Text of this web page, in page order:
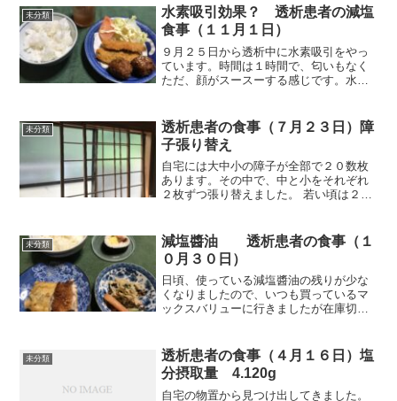
のは普通サイズのザ・かつ丼ではなく一
回り小さいミニ・かつ丼で...
未分類
水素吸引効果？ 透析患者の減塩
食事（１１月１日）
９月２５日から透析中に水素吸引をやっ
ています。時間は１時間で、匂いもなく
ただ、顔がスースーする感じです。水素
が水素吸引のせいかどうかはわかりませ
ん。腰痛がある中、毎日、...
未分類
透析患者の食事（７月２３日）障
子張り替え
自宅には大中小の障子が全部で２０数枚
あります。その中で、中と小をそれぞれ
２枚ずつ張り替えました。 若い頃は２日
かも、それを２日かけてです。それでは
朝食から紹介します。朝...
未分類
減塩醬油 透析患者の食事（１
０月３０日）
日頃、使っている減塩醬油の残りが少な
くなりましたので、いつも買っているマ
ックスバリューに行きましたが在庫切れ
探してもありません。以前、ネットで調
べたら１本400円台でし...
未分類
透析患者の食事（４月１６日）塩
分摂取量 4.120g
自宅の物置から見つけ出してきました。